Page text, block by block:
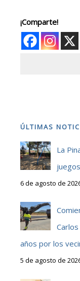
¡Comparte!
ÚLTIMAS
La
6 de agosto de
años por los
5 de agosto de